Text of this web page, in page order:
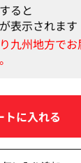
ると
表示されます
イズを選択して